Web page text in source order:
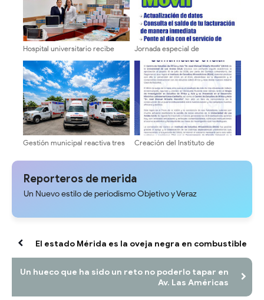
Hospital universitario recibe
ayudas técnicas
Jornada especial de
Sergidesol en el Mercado
Periférico hasta este domingo
Gestión municipal reactiva tres
atención médica y traslados en
Creación del Instituto de
la Universidad de Los Andes
Reporteros de merida
Un Nuevo estilo de periodismo Objetivo y Veraz
El estado Mérida es la oveja negra en combustible
Un hueco que ha sido un reto no poderlo tapar en
Av. Las Américas